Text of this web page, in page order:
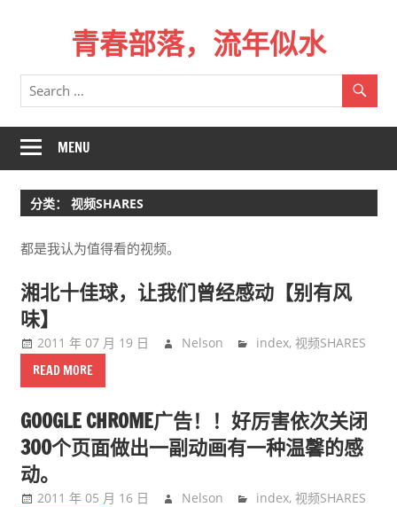
青春部落，流年似水
青
春
一
场
远
行，
记
不
起
来
时
的
MENU
分类： 视频SHARES
都是我认为值得看的视频。
湘北十佳球，让我们曾经感动【别有风
味】
2011 年 07 月 19 日 Nelson index, 视频SHARES
READ MORE
GOOGLE CHROME广告！！好厉害依次关闭
300个页面做出一副动画有一种温馨的感
动。
2011 年 05 月 16 日 Nelson index, 视频SHARES